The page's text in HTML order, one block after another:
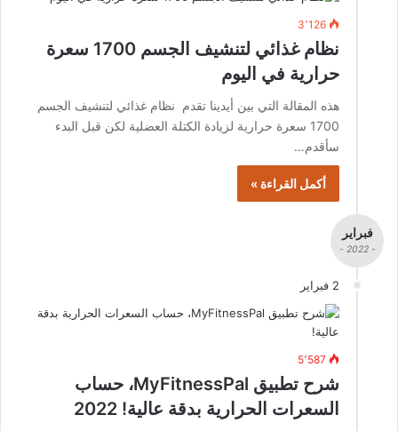
3٬126
نظام غذائي لتنشيف الجسم 1700 سعرة
حرارية في اليوم
هذه المقالة التي بين أيدينا تقدم نظام غذائي لتنشيف الجسم
1700 سعرة حرارية لزيادة الكتلة العضلية لكن قبل البدء
سأقدم…
أكمل القراءة »
فبراير
- 2022 -
2 فبراير
5٬587
شرح تطبيق MyFitnessPal، حساب
السعرات الحرارية بدقة عالية! 2022